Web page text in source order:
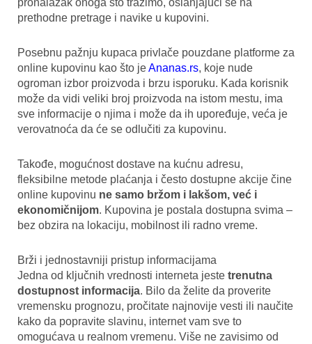
pronalazak onoga što tražimo, oslanjajući se na
prethodne pretrage i navike u kupovini.
Posebnu pažnju kupaca privlače pouzdane platforme za
online kupovinu kao što jeAnanas.rs, koje nude
ogroman izbor proizvoda i brzu isporuku. Kada korisnik
može da vidi veliki broj proizvoda na istom mestu, ima
sve informacije o njima i može da ih upoređuje, veća je
verovatnoća da će se odlučiti za kupovinu.
Takođe, mogućnost dostave na kućnu adresu,
fleksibilne metode plaćanja i često dostupne akcije čine
online kupovinu ne samo bržom i lakšom, već i
ekonomičnijom. Kupovina je postala dostupna svima –
bez obzira na lokaciju, mobilnost ili radno vreme.
Brži i jednostavniji pristup informacijama
Jedna od ključnih vrednosti interneta jeste trenutna
dostupnost informacija. Bilo da želite da proverite
vremensku prognozu, pročitate najnovije vesti ili naučite
kako da popravite slavinu, internet vam sve to
omogućava u realnom vremenu. Više ne zavisimo od